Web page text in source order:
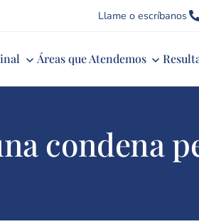
Llame o escríbanos
Áreas que Atendemos
condena